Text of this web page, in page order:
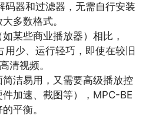
码器和过滤器，无需自行安装
多数格式。
某些商业播放器）相比，
用少、运行轻巧，即使在较旧
清视频。
洁易用，又需要高级播放控
加速、截图等），MPC-BE
平衡。